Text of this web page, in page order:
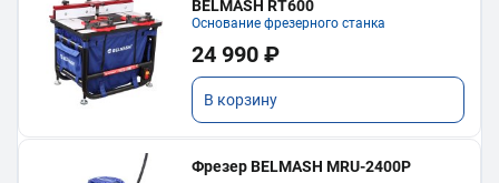
BELMASH RT600
Основание фрезерного станка
24 990 ₽
В корзину
Фрезер BELMASH MRU-2400P